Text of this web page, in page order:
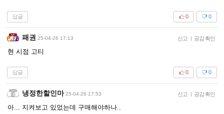
답글 0
0
패권 25-04-26 17:13 신고 | 공감 확인
현 시점 고티
답글 0
0
냉정한할인마 25-04-26 17:53 신고 | 공감 확인
아... 지켜보고 있었는데 구매해야하나..